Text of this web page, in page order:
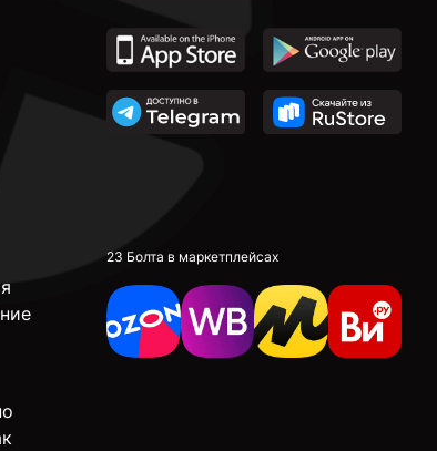
23 Болта в маркетплейсах